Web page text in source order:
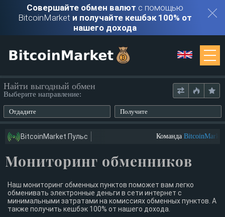
Совершайте обмен валют с помощью
BitcoinMarket и получайте кешбэк 100% от
нашего дохода
Обменники
Войти
Регистрация
Найти выгодный обмен
Выберите направление:
Отдадите Получите
BitcoinMarket Пульс Команда BitcoinMarket
Мониторинг обменников
Наш мониторинг обменных пунктов поможет вам легко
обменивать электронные деньги в сети интернет с
минимальными затратами на комиссиях обменных пунктов. А
также получить кешбэк 100% от нашего дохода.